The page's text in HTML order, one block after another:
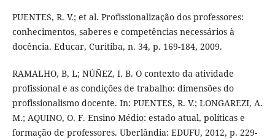
PUENTES, R. V.; et al. Profissionalização dos professores:
conhecimentos, saberes e competências necessários à
docência. Educar, Curitiba, n. 34, p. 169-184, 2009.
RAMALHO, B, L; NÚÑEZ, I. B. O contexto da atividade
profissional e as condições de trabalho: dimensões do
profissionalismo docente. In: PUENTES, R. V.; LONGAREZI, A.
M.; AQUINO, O. F. Ensino Médio: estado atual, políticas e
formação de professores. Uberlândia: EDUFU, 2012, p. 229-